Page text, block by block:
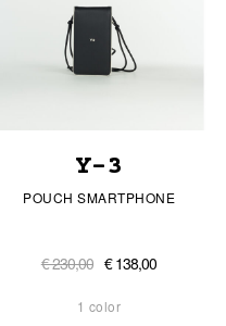
Y-3
POUCH SMARTPHONE
€ 230,00 € 138,00
1 color